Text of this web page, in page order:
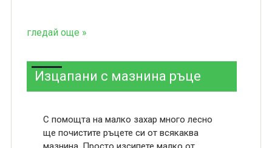
гледай още »
Изцапани с мазнина ръце
С помощта на малко захар много лесно
ще почистите ръцете си от всякаква